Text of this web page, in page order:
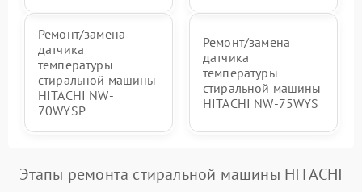
Ремонт/замена
датчика
температуры
стиральной машины
HITACHI NW-
70WYSP
Ремонт/замена
датчика
температуры
стиральной машины
HITACHI NW-75WYS
Этапы ремонта стиральной машины HITACHI